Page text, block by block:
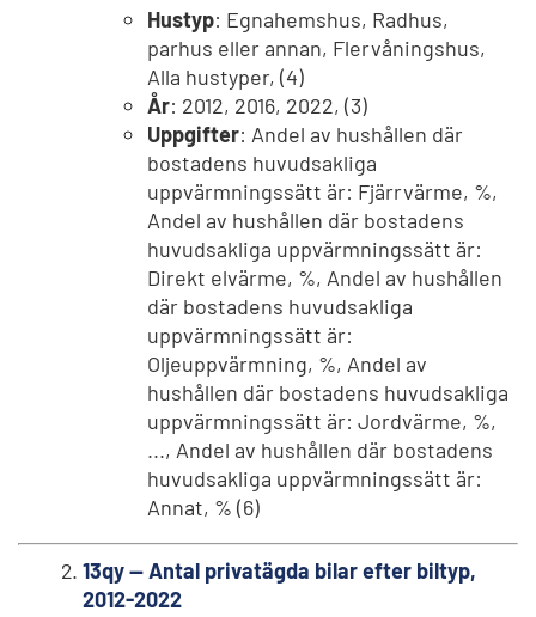
Hustyp: Egnahemshus, Radhus,
parhus eller annan, Flervåningshus,
Alla hustyper, (4)
År: 2012, 2016, 2022, (3)
Uppgifter: Andel av hushållen där
bostadens huvudsakliga
uppvärmningssätt är: Fjärrvärme, %,
Andel av hushållen där bostadens
huvudsakliga uppvärmningssätt är:
Direkt elvärme, %, Andel av hushållen
där bostadens huvudsakliga
uppvärmningssätt är:
Oljeuppvärmning, %, Andel av
hushållen där bostadens huvudsakliga
uppvärmningssätt är: Jordvärme, %,
..., Andel av hushållen där bostadens
huvudsakliga uppvärmningssätt är:
Annat, % (6)
13qy -- Antal privatägda bilar efter biltyp,
2012-2022